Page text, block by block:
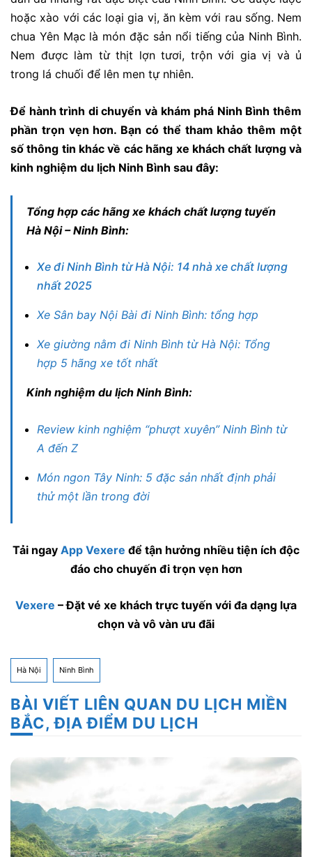
hoặc xào với các loại gia vị, ăn kèm với rau sống. Nem
chua Yên Mạc là món đặc sản nổi tiếng của Ninh Bình.
Nem được làm từ thịt lợn tươi, trộn với gia vị và ủ
trong lá chuối để lên men tự nhiên.
Để hành trình di chuyển và khám phá Ninh Bình thêm
phần trọn vẹn hơn. Bạn có thể tham khảo thêm một
số thông tin khác về các hãng xe khách chất lượng và
kinh nghiệm du lịch Ninh Bình sau đây:
Tổng hợp các hãng xe khách chất lượng tuyến
Hà Nội – Ninh Bình:
Xe đi Ninh Bình từ Hà Nội: 14 nhà xe chất lượng
nhất 2025
Xe Sân bay Nội Bài đi Ninh Bình: tổng hợp
Xe giường nằm đi Ninh Bình từ Hà Nội: Tổng
hợp 5 hãng xe tốt nhất
Kinh nghiệm du lịch Ninh Bình:
Review kinh nghiệm “phượt xuyên” Ninh Bình từ
A đến Z
Món ngon Tây Ninh: 5 đặc sản nhất định phải
thử một lần trong đời
Tải ngay App Vexere để tận hưởng nhiều tiện ích độc
đáo cho chuyến đi trọn vẹn hơn
Vexere – Đặt vé xe khách trực tuyến với đa dạng lựa
chọn và vô vàn ưu đãi
Hà Nội Ninh Bình
BÀI VIẾT LIÊN QUAN DU LỊCH MIỀN
BẮC, ĐỊA ĐIỂM DU LỊCH